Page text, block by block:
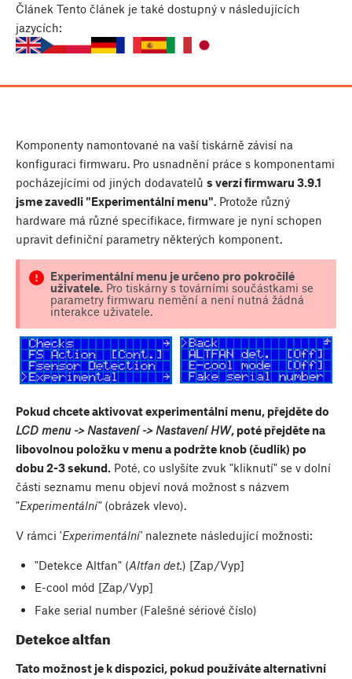
Článek Tento článek je také dostupný v následujících
jazycích:
Komponenty namontované na vaší tiskárně závisí na
konfiguraci firmwaru. Pro usnadnění práce s komponentami
pocházejícími od jiných dodavatelů s verzí firmwaru 3.9.1
jsme zavedli "Experimentální menu". Protože různý
hardware má různé specifikace, firmware je nyní schopen
upravit definiční parametry některých komponent.
Experimentální menu je určeno pro pokročilé
uživatele.Pro tiskárny s továrními součástkami se
parametry firmwaru nemění a není nutná žádná
interakce uživatele.
Pokud chcete aktivovat experimentální menu, přejděte do
LCD menu -> Nastavení -> Nastavení HW, poté přejděte na
libovolnou položku v menu a podržte knob (čudlík) po
dobu 2-3 sekund. Poté, co uslyšíte zvuk "kliknutí" se v dolní
části seznamu menu objeví nová možnost s názvem
"Experimentální"(obrázek vlevo).
V rámci 'Experimentální' naleznete následující možnosti:
"Detekce Altfan" (Altfan det.) [Zap/Vyp]
E-cool mód [Zap/Vyp]
Fake serial number (Falešné sériové číslo)
Detekce altfan
Tato možnost je k dispozici, pokud používáte alternativní